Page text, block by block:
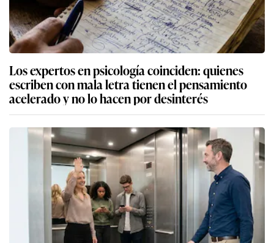
Los expertos en psicología coinciden: quienes
escriben con mala letra tienen el pensamiento
acelerado y no lo hacen por desinterés